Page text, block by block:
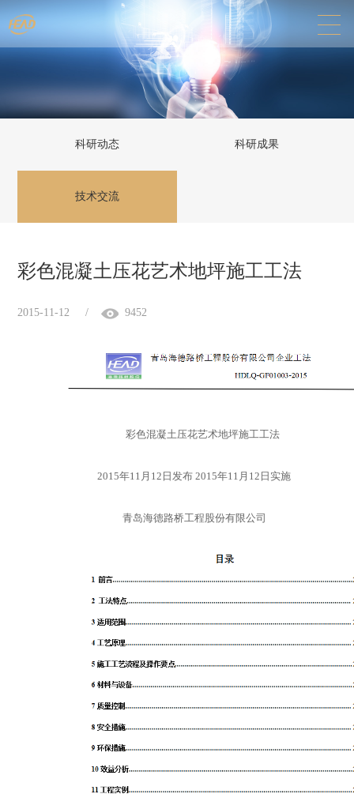
科研动态 科研成果
技术交流
彩色混凝土压花艺术地坪施工工法
2015-11-12 / 9452
彩色混凝土压花艺术地坪施工工法
2015年11 月 12 日发布 2015年11 月 12 日实施
青岛海德路桥工程股份有限公司